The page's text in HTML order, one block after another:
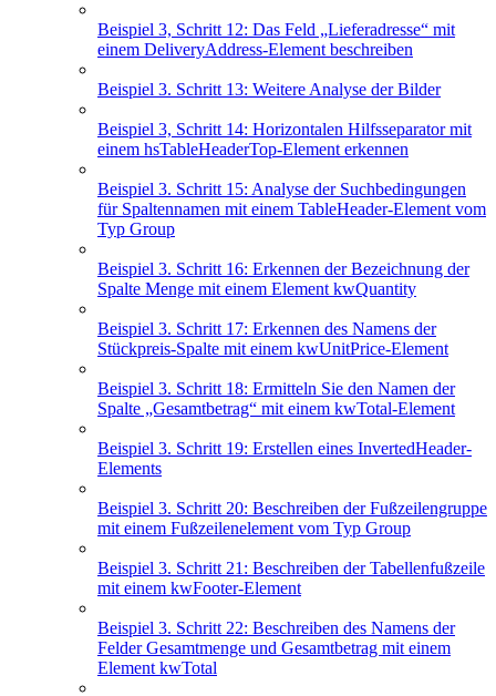
Beispiel 3, Schritt 12: Das Feld „Lieferadresse“ mit
einem DeliveryAddress-Element beschreiben
Beispiel 3. Schritt 13: Weitere Analyse der Bilder
Beispiel 3, Schritt 14: Horizontalen Hilfsseparator mit
einem hsTableHeaderTop-Element erkennen
Beispiel 3. Schritt 15: Analyse der Suchbedingungen
für Spaltennamen mit einem TableHeader-Element vom
Typ Group
Beispiel 3. Schritt 16: Erkennen der Bezeichnung der
Spalte Menge mit einem Element kwQuantity
Beispiel 3. Schritt 17: Erkennen des Namens der
Stückpreis-Spalte mit einem kwUnitPrice-Element
Beispiel 3. Schritt 18: Ermitteln Sie den Namen der
Spalte „Gesamtbetrag“ mit einem kwTotal-Element
Beispiel 3. Schritt 19: Erstellen eines InvertedHeader-
Elements
Beispiel 3. Schritt 20: Beschreiben der Fußzeilengruppe
mit einem Fußzeilenelement vom Typ Group
Beispiel 3. Schritt 21: Beschreiben der Tabellenfußzeile
mit einem kwFooter-Element
Beispiel 3. Schritt 22: Beschreiben des Namens der
Felder Gesamtmenge und Gesamtbetrag mit einem
Element kwTotal